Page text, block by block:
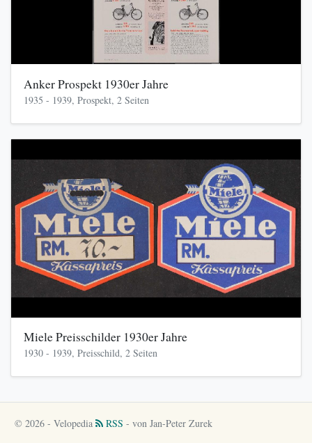
Anker Prospekt 1930er Jahre
1935 - 1939, Prospekt, 2 Seiten
Miele Preisschilder 1930er Jahre
1930 - 1939, Preisschild, 2 Seiten
© 2026 - Velopedia RSS - von Jan-Peter Zurek